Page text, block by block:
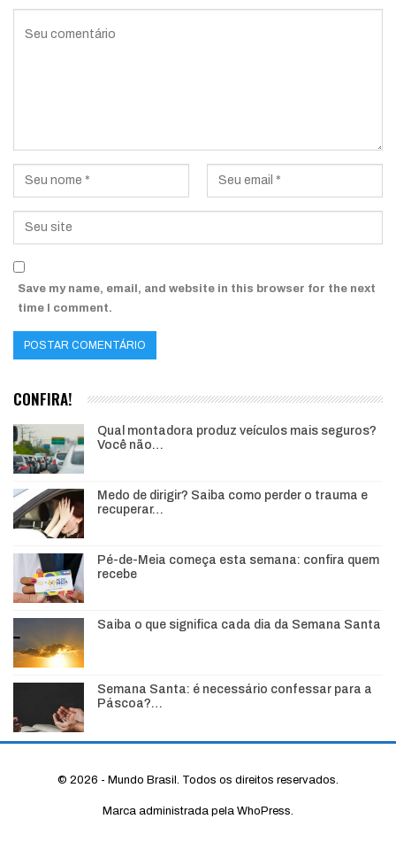
Save my name, email, and website in this browser for the next
time I comment.
CONFIRA!
Qual montadora produz veículos mais seguros?
Você não…
Medo de dirigir? Saiba como perder o trauma e
recuperar…
Pé-de-Meia começa esta semana: confira quem
recebe
Saiba o que significa cada dia da Semana Santa
Semana Santa: é necessário confessar para a
Páscoa?…
© 2026 - Mundo Brasil. Todos os direitos reservados.
Marca administrada pela WhoPress.